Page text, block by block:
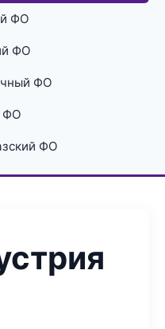
ФО
ФО
ФО
ФО
ФО